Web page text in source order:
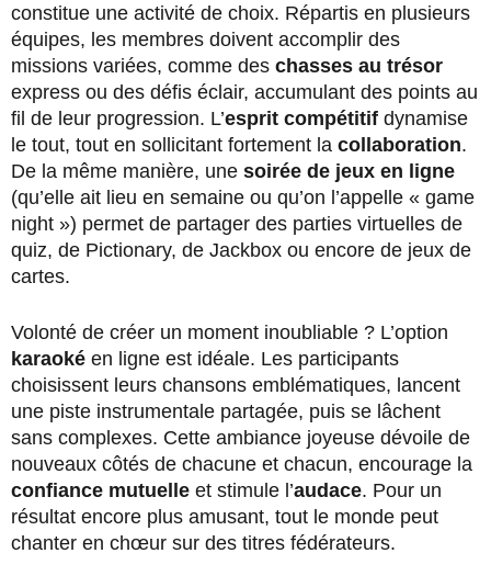
constitue une activité de choix. Répartis en plusieurs
équipes, les membres doivent accomplir des
missions variées, comme des chasses au trésor
express ou des défis éclair, accumulant des points au
fil de leur progression. L’esprit compétitif dynamise
le tout, tout en sollicitant fortement la collaboration.
De la même manière, une soirée de jeux en ligne
(qu’elle ait lieu en semaine ou qu’on l’appelle « game
night ») permet de partager des parties virtuelles de
quiz, de Pictionary, de Jackbox ou encore de jeux de
cartes.
Volonté de créer un moment inoubliable ? L’option
karaoké en ligne est idéale. Les participants
choisissent leurs chansons emblématiques, lancent
une piste instrumentale partagée, puis se lâchent
sans complexes. Cette ambiance joyeuse dévoile de
nouveaux côtés de chacune et chacun, encourage la
confiance mutuelle et stimule l’audace. Pour un
résultat encore plus amusant, tout le monde peut
chanter en chœur sur des titres fédérateurs.